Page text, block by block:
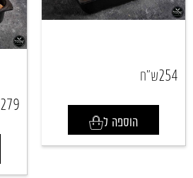
254ש"ח
הוספה ל
279